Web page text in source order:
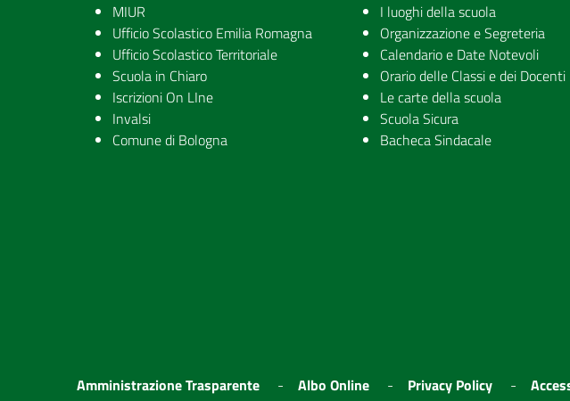
MIUR
Ufficio Scolastico Emilia Romagna
Ufficio Scolastico Territoriale
Scuola in Chiaro
Iscrizioni On LIne
Invalsi
Comune di Bologna
I luoghi della scuola
Organizzazione e Segreteria
Calendario e Date Notevoli
Orario delle Classi e dei Docenti
Le carte della scuola
Scuola Sicura
Bacheca Sindacale
Amministrazione Trasparente Albo Online Privacy Policy